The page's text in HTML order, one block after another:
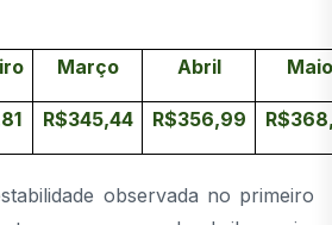
Março Abril Maio
R$345,44 R$356,99
observada no primeiro